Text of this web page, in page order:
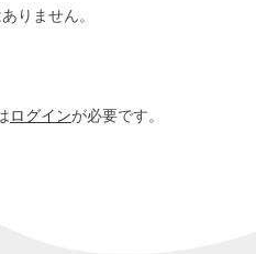
りません。
ログインが必要です。